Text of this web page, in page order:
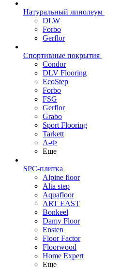
Натуральный линолеум
DLW
Forbo
Gerflor
Спортивные покрытия
Condor
DLV Flooring
EcoStep
Forbo
FSG
Gerflor
Grabo
Sport Flooring
Tarkett
А-Ф
Еще
SPC-плитка
Alpine floor
Alta step
Aquafloor
ART EAST
Bonkeel
Damy Floor
Ensten
Floor Factor
Floorwood
Home Expert
Еще